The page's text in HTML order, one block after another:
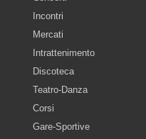
Incontri
Mercati
Intrattenimento
Discoteca
Teatro-Danza
Corsi
Gare-Sportive